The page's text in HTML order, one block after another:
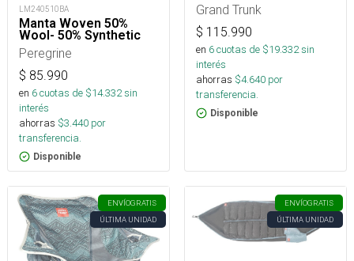
LM240510BA
Manta Woven 50%
Wool- 50% Synthetic
Peregrine
$ 85.990
en 6cuotas de $14.332sin
interés
ahorras $3.440 por
transferencia.
Disponible
Grand Trunk
$ 115.990
en 6cuotas de $19.332sin
interés
ahorras $4.640 por
transferencia.
Disponible
ENVÍOGRATIS
ÚLTIMA UNIDAD
ENVÍOGRATIS
ÚLTIMA UNIDAD